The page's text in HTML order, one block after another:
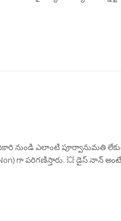
నుండి ఎలాంటి పూర్వానుమతి
గా పరిగణిస్తారు. 💥 డైస్ నాన్